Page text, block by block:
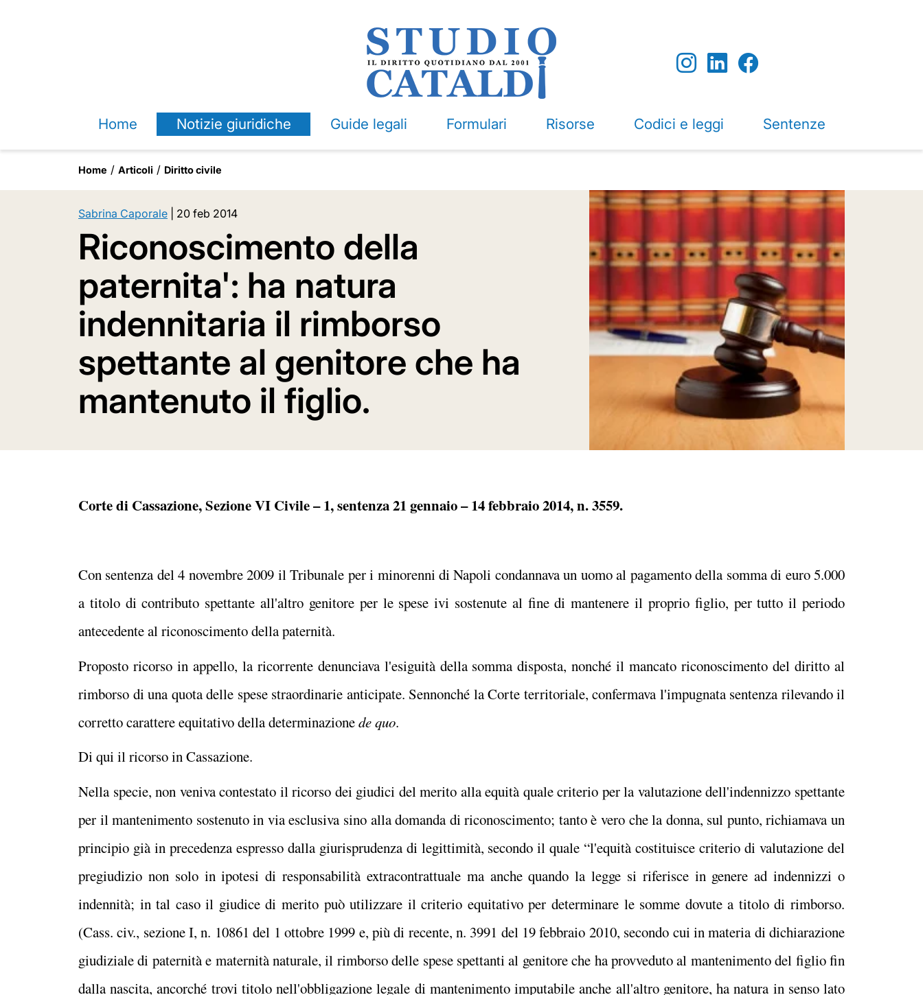
Home Notizie giuridiche Guide legali Formulari Risorse Codici e leggi Sentenze
Home Articoli Diritto civile
Sabrina Caporale 20 feb 2014
Riconoscimento della
paternita': ha natura
indennitaria il rimborso
spettante al genitore che ha
mantenuto il figlio.
Corte di Cassazione, Sezione VI Civile – 1, sentenza 21 gennaio – 14 febbraio 2014, n. 3559.
Con sentenza del 4 novembre 2009 il Tribunale per i minorenni di Napoli condannava un uomo al pagamento della somma di euro 5.000
a titolo di contributo spettante all'altro genitore per le spese ivi sostenute al fine di mantenere il proprio figlio, per tutto il periodo
antecedente al riconoscimento della paternità.
Proposto ricorso in appello, la ricorrente denunciava l'esiguità della somma disposta, nonché il mancato riconoscimento del diritto al
rimborso di una quota delle spese straordinarie anticipate. Sennonché la Corte territoriale, confermava l'impugnata sentenza rilevando il
corretto carattere equitativo della determinazionede quo.
Di qui il ricorso in Cassazione.
Nella specie, non veniva contestato il ricorso dei giudici del merito alla equità quale criterio per la valutazione dell'indennizzo spettante
per il mantenimento sostenuto in via esclusiva sino alla domanda di riconoscimento; tanto è vero che la donna, sul punto, richiamava un
principio già in precedenza espresso dalla giurisprudenza di legittimità, secondo il quale “l'equità costituisce criterio di valutazione del
pregiudizio non solo in ipotesi di responsabilità extracontrattuale ma anche quando la legge si riferisce in genere ad indennizzi o
indennità; in tal caso il giudice di merito può utilizzare il criterio equitativo per determinare le somme dovute a titolo di rimborso.
(Cass. civ., sezione I, n. 10861 del 1 ottobre 1999 e, più di recente, n. 3991 del 19 febbraio 2010, secondo cui in materia di dichiarazione
giudiziale di paternità e maternità naturale, il rimborso delle spese spettanti al genitore che ha provveduto al mantenimento del figlio fin
dalla nascita, ancorché trovi titolo nell'obbligazione legale di mantenimento imputabile anche all'altro genitore, ha natura in senso lato